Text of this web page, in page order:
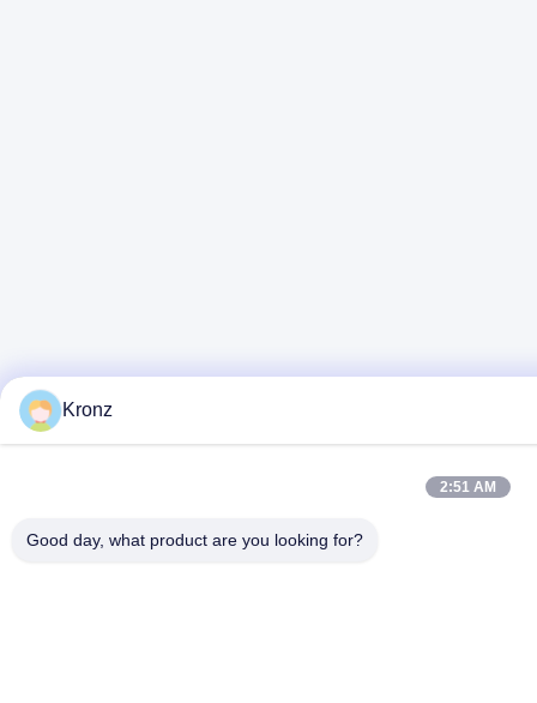
Kronz
2:51 AM
Good day, what product are you looking for?